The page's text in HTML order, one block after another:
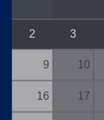
2 3
9 10
16 17